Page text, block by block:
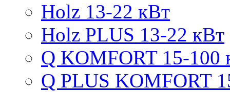
Holz 13-22 кВт
Holz PLUS 13-22 кВт
Q KOMFORT 15-100
Q PLUS KOMFORT